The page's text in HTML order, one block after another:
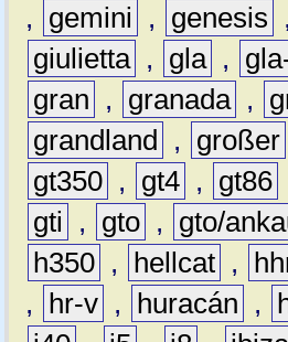
,
gemini , genesis ,
giulietta , gla ,
gran
, granada ,
grandland
, großer
gt350 , gt4 , gt86
gti
, gto , gto/
h350 , hellcat ,
,
hr-v , huracán ,